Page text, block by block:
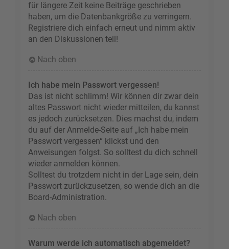
für längere Zeit keine Beiträge geschrieben
haben, um die Datenbankgröße zu verringern.
Registriere dich einfach erneut und nimm aktiv
an den Diskussionen teil!
Nach oben
Ich habe mein Passwort vergessen!
Das ist nicht schlimm! Wir können dir zwar dein
altes Passwort nicht wieder mitteilen, du kannst
es jedoch zurücksetzen. Dies machst du, indem
du auf der Anmelde-Seite auf „Ich habe mein
Passwort vergessen“ klickst und den
Anweisungen folgst. So solltest du dich schnell
wieder anmelden können.
Solltest du trotzdem nicht in der Lage sein, dein
Passwort zurückzusetzen, so wende dich an die
Board-Administration.
Nach oben
Warum werde ich automatisch abgemeldet?